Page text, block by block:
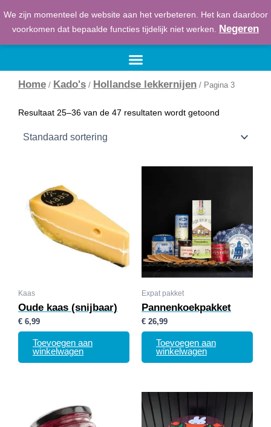
We zijn momenteel de website aan het verbeteren. Het kan daardoor
voorkomen dat bepaalde functies tijdelijk niet werken. Negeren
Home / Kado's / Hollandse lekkernijen / Pagina 3
Resultaat 25–36 van de 47 resultaten wordt getoond
Kaas
Oude kaas (snijbaar)
€ 6,99
Toevoegen aan
winkelwagen
Expat pakket
Pannenkoekpakket
€ 26,99
Toevoegen aan
winkelwagen